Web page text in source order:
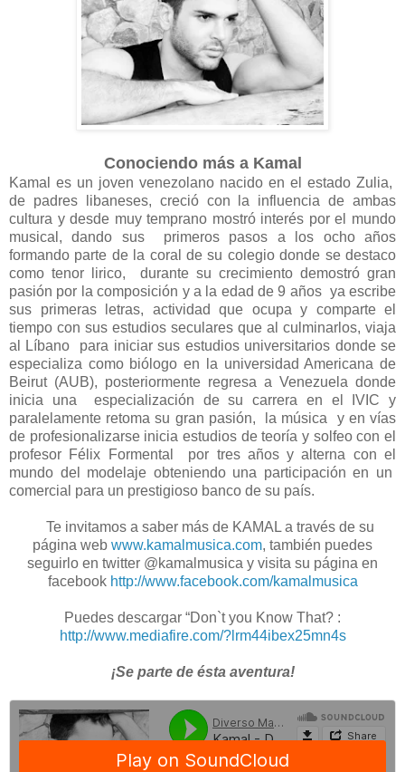
Conociendo más a Kamal
Kamal es un joven venezolano nacido en el estado Zulia,
de padres libaneses, creció con la influencia de ambas
cultura y desde muy temprano mostró interés por el mundo
musical, dando sus primeros pasos a los ocho años
formando parte de la coral de su colegio donde se destaco
como tenor lirico, durante su crecimiento demostró gran
pasión por la composición y a la edad de 9 años ya escribe
sus primeras letras, actividad que ocupa y comparte el
tiempo con sus estudios seculares que al culminarlos, viaja
al Líbano para iniciar sus estudios universitarios donde se
especializa como biólogo en la universidad Americana de
Beirut (AUB), posteriormente regresa a Venezuela donde
inicia una especialización de su carrera en el IVIC y
paralelamente retoma su gran pasión, la música y en vías
de profesionalizarse inicia estudios de teoría y solfeo con el
profesor Félix Formental por tres años y alterna con el
mundo del modelaje obteniendo una participación en un
comercial para un prestigioso banco de su país.
Te invitamos a saber más de KAMAL a través de su
página web www.kamalmusica.com, también puedes
seguirlo en twitter @kamalmusica y visita su página en
facebook http://www.facebook.com/kamalmusica
Puedes descargar “Don`t you Know That? :
http://www.mediafire.com/?lrm44ibex25mn4s
¡Se parte de ésta aventura!